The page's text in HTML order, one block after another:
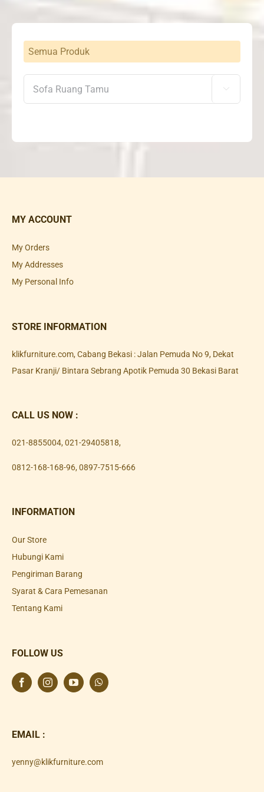
Semua Produk

MY ACCOUNT
My Orders
My Addresses
My Personal Info
STORE INFORMATION
klikfurniture.com, Cabang Bekasi : Jalan Pemuda No 9, Dekat
Pasar Kranji/ Bintara Sebrang Apotik Pemuda 30 Bekasi Barat
CALL US NOW :
021-8855004, 021-29405818,
0812-168-168-96, 0897-7515-666
INFORMATION
Our Store
Hubungi Kami
Pengiriman Barang
Syarat & Cara Pemesanan
Tentang Kami
FOLLOW US
EMAIL :
yenny@klikfurniture.com